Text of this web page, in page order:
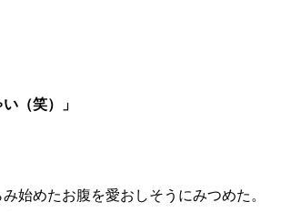
（笑）」
始めたお腹を愛おしそうにみつめた。